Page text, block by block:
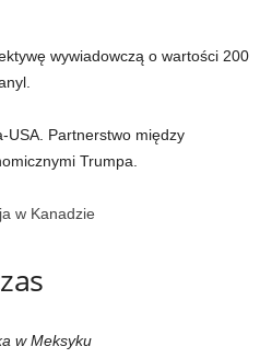
wywiadowczą o wartości 200
USA. Partnerstwo między
Trumpa.
w Kanadzie
w Meksyku